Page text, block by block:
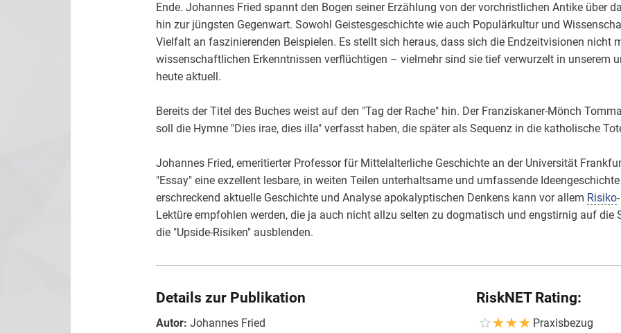
Ende. Johannes Fried spannt den Bogen seiner Erzählung von der vorchristlichen Antike über
hin zur jüngsten Gegenwart. Sowohl Geistesgeschichte wie auch Populärkultur und
Vielfalt an faszinierenden Beispielen. Es stellt sich heraus, dass sich die Endzeitvisionen nicht
wissenschaftlichen Erkenntnissen verflüchtigen – vielmehr sind sie tief verwurzelt in unserem
heute aktuell.
Bereits der Titel des Buches weist auf den "Tag der Rache" hin. Der Franziskaner-Mönch
soll die Hymne "Dies irae, dies illa" verfasst haben, die später als Sequenz in die katholische
Johannes Fried, emeritierter Professor für Mittelalterliche Geschichte an der Universität
"Essay" eine exzellent lesbare, in weiten Teilen unterhaltsame und umfassende
erschreckend aktuelle Geschichte und Analyse apokalyptischen Denkens kann vor allem Risiko
Lektüre empfohlen werden, die ja auch nicht allzu selten zu dogmatisch und engstirnig auf die
die "Upside-Risiken" ausblenden.
Details zur Publikation
Autor: Johannes Fried
RiskNET Rating:
Praxisbezug